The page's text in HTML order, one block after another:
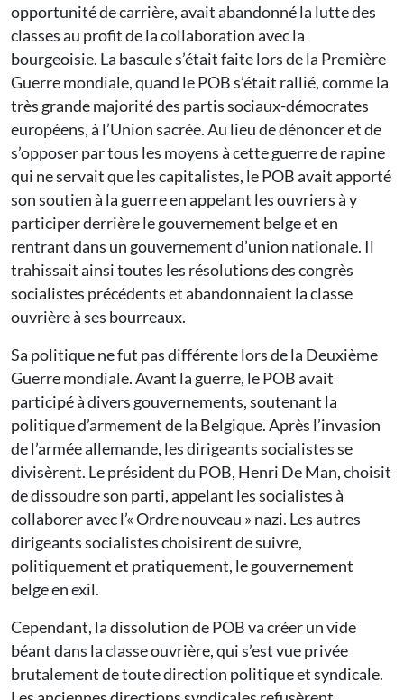
opportunité de carrière, avait abandonné la lutte des
classes au profit de la collaboration avec la
bourgeoisie. La bascule s’était faite lors de la Première
Guerre mondiale, quand le POB s’était rallié, comme la
très grande majorité des partis sociaux-démocrates
européens, à l’Union sacrée. Au lieu de dénoncer et de
s’opposer par tous les moyens à cette guerre de rapine
qui ne servait que les capitalistes, le POB avait apporté
son soutien à la guerre en appelant les ouvriers à y
participer derrière le gouvernement belge et en
rentrant dans un gouvernement d’union nationale. Il
trahissait ainsi toutes les résolutions des congrès
socialistes précédents et abandonnaient la classe
ouvrière à ses bourreaux.
Sa politique ne fut pas différente lors de la Deuxième
Guerre mondiale. Avant la guerre, le POB avait
participé à divers gouvernements, soutenant la
politique d’armement de la Belgique. Après l’invasion
de l’armée allemande, les dirigeants socialistes se
divisèrent. Le président du POB, Henri De Man, choisit
de dissoudre son parti, appelant les socialistes à
collaborer avec l’« Ordre nouveau » nazi. Les autres
dirigeants socialistes choisirent de suivre,
politiquement et pratiquement, le gouvernement
belge en exil.
Cependant, la dissolution de POB va créer un vide
béant dans la classe ouvrière, qui s’est vue privée
brutalement de toute direction politique et syndicale.